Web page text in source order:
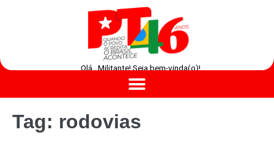
Olá , Militante! Seja bem-vinda(o)!
Tag: rodovias